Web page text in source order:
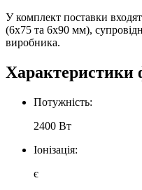
У комплект поставки
(6x75 та 6x90 мм),
виробника.
Характеристики
Потужність:
2400 Вт
Іонізація:
є